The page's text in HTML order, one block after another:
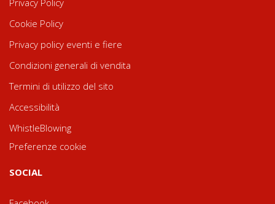
Cookie Policy
Privacy policy eventi e fiere
Condizioni generali di vendita
Termini di utilizzo del sito
Accessibilità
WhistleBlowing
Preferenze cookie
SOCIAL